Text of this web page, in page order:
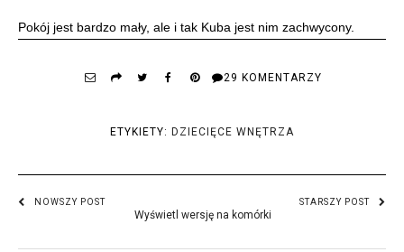
Pokój jest bardzo mały, ale i tak Kuba jest nim zachwycony.
29 KOMENTARZY
ETYKIETY: DZIECIĘCE WNĘTRZA
NOWSZY POST STARSZY POST
Wyświetl wersję na komórki